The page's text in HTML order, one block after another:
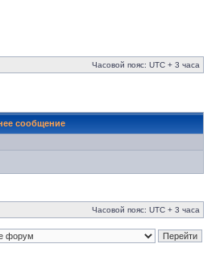
Часовой пояс: UTC + 3 часа
сообщение
Часовой пояс: UTC + 3 часа